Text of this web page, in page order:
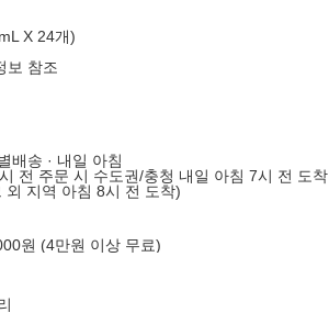
X 24개)
보 참조
배송 · 내일 아침
전 주문 시 수도권/충청 내일 아침 7시 전 도착
외 지역 아침 8시 전 도착)
원 (4만원 이상 무료)